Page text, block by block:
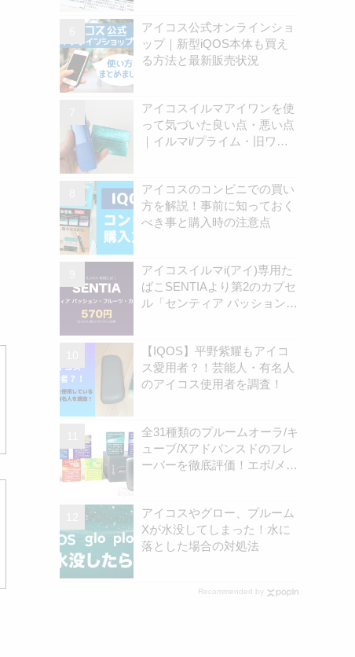
アイコス公式オンラインショ
ップ｜新型iQOS本体も買え
る方法と最新販売状況
アイコスイルマアイワンを使
って気づいた良い点・悪い点
｜イルマi/プライム・旧ワン
アイコスのコンビニでの買い
方を解説！事前に知っておく
べき事と購入時の注意点
アイコスイルマi(アイ)専用た
ばこSENTIAより第2のカプセ
ル「センティア パッション・
柄 | アイコスさん
【IQOS】平野紫耀もアイコ
ス愛用者？！芸能人・有名人
のアイコス使用者を調査！
全31種類のプルームオーラ/キ
ューブ/Xアドバンスドのフレ
ーバーを徹底評価！エボ/メビ
アイコスやグロー、プルーム
Xが水没してしまった！水に
落とした場合の対処法
Recommended by